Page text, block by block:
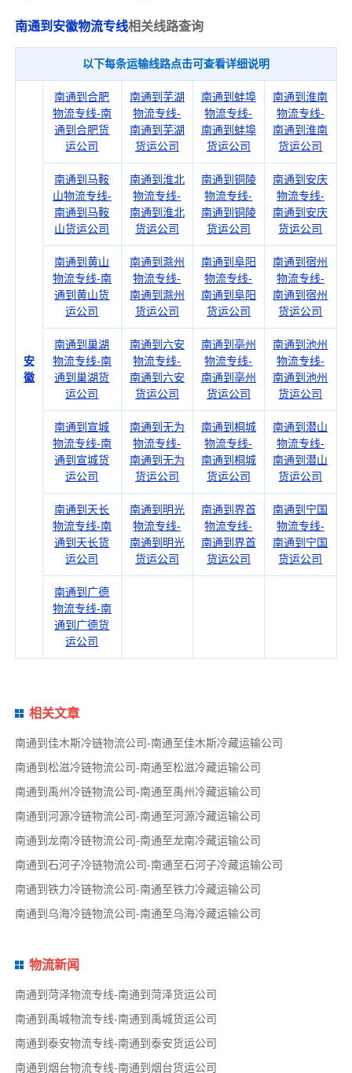
南通到安徽物流专线相关线路查询
以下每条运输线路点击可查看详细说明
安
徽
南通到合肥
物流专线-南
通到合肥货
运公司
南通到芜湖
物流专线-
南通到芜湖
货运公司
南通到蚌埠
物流专线-
南通到蚌埠
货运公司
南通到淮南
物流专线-
南通到淮南
货运公司
南通到马鞍
山物流专线-
南通到马鞍
山货运公司
南通到淮北
物流专线-
南通到淮北
货运公司
南通到铜陵
物流专线-
南通到铜陵
货运公司
南通到安庆
物流专线-
南通到安庆
货运公司
南通到黄山
物流专线-南
通到黄山货
运公司
南通到滁州
物流专线-
南通到滁州
货运公司
南通到阜阳
物流专线-
南通到阜阳
货运公司
南通到宿州
物流专线-
南通到宿州
货运公司
南通到巢湖
物流专线-南
通到巢湖货
运公司
南通到六安
物流专线-
南通到六安
货运公司
南通到亳州
物流专线-
南通到亳州
货运公司
南通到池州
物流专线-
南通到池州
货运公司
南通到宣城
物流专线-南
通到宣城货
运公司
南通到无为
物流专线-
南通到无为
货运公司
南通到桐城
物流专线-
南通到桐城
货运公司
南通到潜山
物流专线-
南通到潜山
货运公司
南通到天长
物流专线-南
通到天长货
运公司
南通到明光
物流专线-
南通到明光
货运公司
南通到界首
物流专线-
南通到界首
货运公司
南通到宁国
物流专线-
南通到宁国
货运公司
南通到广德
物流专线-南
通到广德货
运公司
相关文章
南通到佳木斯冷链物流公司-南通至佳木斯冷藏运输公司
南通到松滋冷链物流公司-南通至松滋冷藏运输公司
南通到禹州冷链物流公司-南通至禹州冷藏运输公司
南通到河源冷链物流公司-南通至河源冷藏运输公司
南通到龙南冷链物流公司-南通至龙南冷藏运输公司
南通到石河子冷链物流公司-南通至石河子冷藏运输公司
南通到铁力冷链物流公司-南通至铁力冷藏运输公司
南通到乌海冷链物流公司-南通至乌海冷藏运输公司
物流新闻
南通到菏泽物流专线-南通到菏泽货运公司
南通到禹城物流专线-南通到禹城货运公司
南通到泰安物流专线-南通到泰安货运公司
南通到烟台物流专线-南通到烟台货运公司